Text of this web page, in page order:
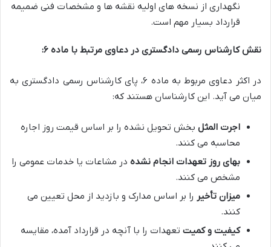
نگهداری از نسخه های اولیه نقشه ها و مشخصات فنی ضمیمه
قرارداد بسیار مهم است.
نقش کارشناس رسمی دادگستری در دعاوی مرتبط با ماده ۶:
در اکثر دعاوی مربوط به ماده ۶، پای کارشناس رسمی دادگستری به
میان می آید. این کارشناسان هستند که:
اجرت المثل بخش تحویل نشده را بر اساس قیمت روز اجاره
محاسبه می کنند.
بهای روز تعهدات انجام نشده در مشاعات یا خدمات عمومی را
مشخص می کنند.
میزان تأخیر را بر اساس مدارک و بازدید از محل تعیین می
کنند.
کیفیت و کمیت تعهدات را با آنچه در قرارداد آمده، مقایسه